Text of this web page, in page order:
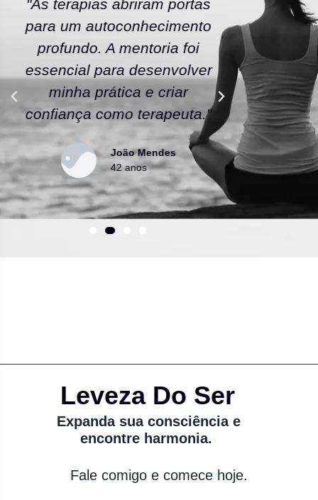
"As terapias abriram portas
para um autoconhecimento
profundo. A mentoria foi
essencial para desenvolver
minha prática e criar
confiança como terapeuta."
João Mendes
42 anos
"A
escola
As
uma
Leveza Do Ser
Expanda sua consciência e
encontre harmonia.
Fale comigo e comece hoje.